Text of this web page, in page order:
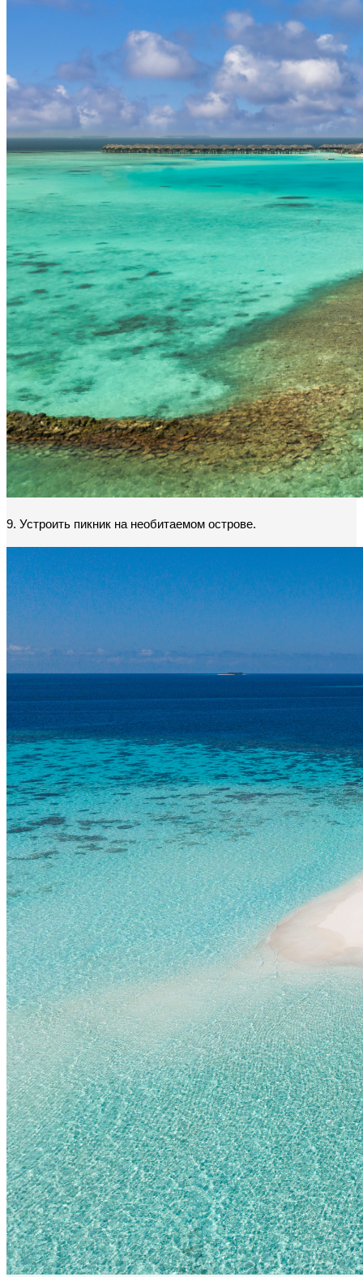
9. Устроить пикник на необитаемом острове.